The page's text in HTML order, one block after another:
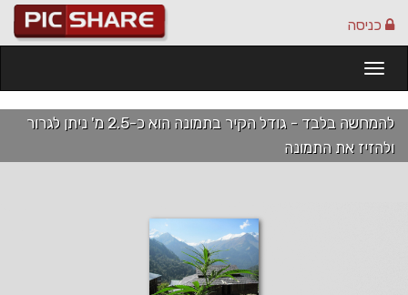
כניסה
להמחשה בלבד - גודל הקיר בתמונה הוא כ-2.5 מ' ניתן לגרור
ולהזיז את התמונה